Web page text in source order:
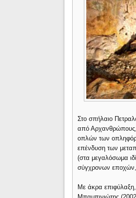
Στο σπήλαιο
από Αρχανθρώπους,
οπλών των
επένδυση των
(στα μεγαλόσωμα
σύγχρονων εποχών,
Με άκρα